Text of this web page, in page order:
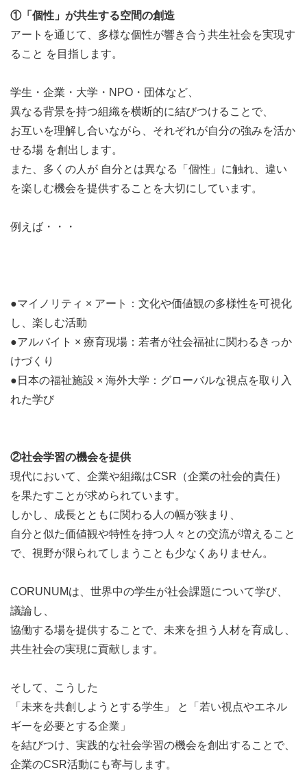
アートが持つ、子ども達を癒し、社会と繋ぐ機能を大切
に活動しています。
一方、「アート部」は「アートで夢を叶える世界を作
アートを通じて個人や企業を繋ぐことを大切に活動して
います。
また相談の上、下記からみなさまの興味や関心に合った
チームにアサインします！
（このページには概要をのせますが各事業の詳細は当団
事業所や企業へのイベントやプロジェクトの提案
や企画の発案をするチーム
〇アートクラブ事業
アートクラブ（クリスマスカード作りなど）を企
画し、開催するチーム
〇交流会事業
〇絵はがき事業
絵はがき交換を企画し、開催するチーム
＜アート部＞
①「個性」が共生する空間の創造
アートを通じて、多様な個性が響き合う共生社会を実現す
ること を目指します。
学生・企業・大学・NPO・団体など、
異なる背景を持つ組織を横断的に結びつけることで、
お互いを理解し合いながら、それぞれが自分の強みを活か
せる場 を創出します。
また、多くの人が 自分とは異なる「個性」に触れ、違い
を楽しむ機会を提供することを大切にしています。
例えば・・・
●マイノリティ × アート：文化や価値観の多様性を可視化
し、楽しむ活動
●アルバイト × 療育現場：若者が社会福祉に関わるきっか
けづくり
●日本の福祉施設 × 海外大学：グローバルな視点を取り入
れた学び
②社会学習の機会を提供
現代において、企業や組織はCSR（企業の社会的責任）
を果たすことが求められています。
しかし、成長とともに関わる人の幅が狭まり、
自分と似た価値観や特性を持つ人々との交流が増えること
で、視野が限られてしまうことも少なくありません。
CORUNUMは、世界中の学生が社会課題について学び、
議論し、
協働する場を提供することで、未来を担う人材を育成し、
共生社会の実現に貢献します。
そして、こうした
「未来を共創しようとする学生」 と「若い視点やエネル
ギーを必要とする企業」
を結びつけ、実践的な社会学習の機会を創出することで、
企業のCSR活動にも寄与します。